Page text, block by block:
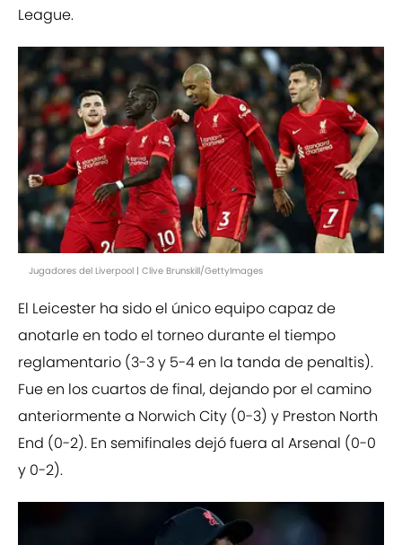
League.
Jugadores del Liverpool | Clive Brunskill/GettyImages
El Leicester ha sido el único equipo capaz de
anotarle en todo el torneo durante el tiempo
reglamentario (3-3 y 5-4 en la tanda de penaltis).
Fue en los cuartos de final, dejando por el camino
anteriormente a Norwich City (0-3) y Preston North
End (0-2). En semifinales dejó fuera al Arsenal (0-0
y 0-2).